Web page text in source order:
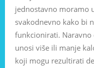
jednostavno moramo
svakodnevno kako bi
funkcionirati. Naravno
unosi više ili manje
koji mogu rezultirati